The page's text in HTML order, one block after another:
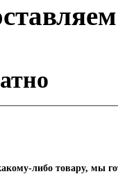
либо товару, мы